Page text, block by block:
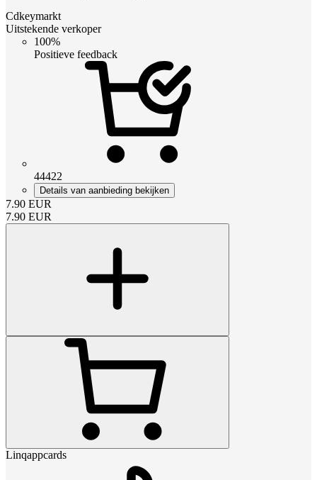
Cdkeymarkt
Uitstekende verkoper
100%
Positieve feedback
44422
Details van aanbieding bekijken
7.90 EUR
7.90 EUR
Linqappcards